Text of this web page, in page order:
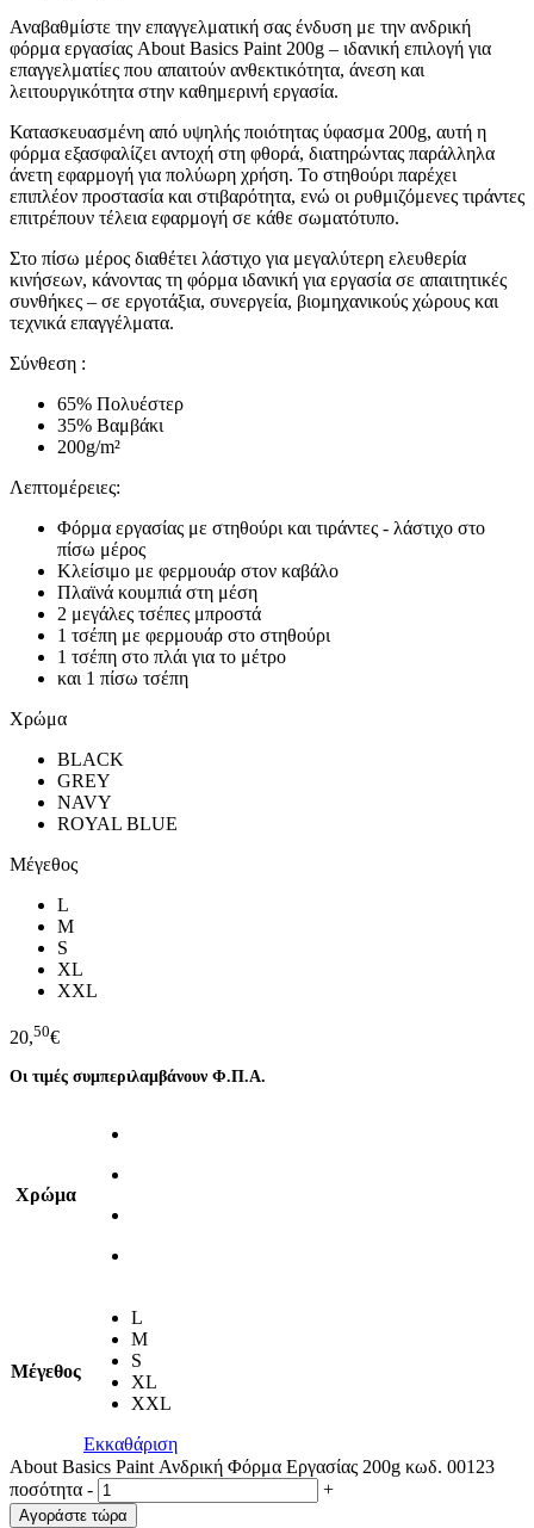
Αναβαθμίστε την επαγγελματική σας ένδυση με την ανδρική
φόρμα εργασίας About Basics Paint 200g – ιδανική επιλογή για
επαγγελματίες που απαιτούν ανθεκτικότητα, άνεση και
λειτουργικότητα στην καθημερινή εργασία.
Κατασκευασμένη από υψηλής ποιότητας ύφασμα 200g, αυτή η
φόρμα εξασφαλίζει αντοχή στη φθορά, διατηρώντας παράλληλα
άνετη εφαρμογή για πολύωρη χρήση. Το στηθούρι παρέχει
επιπλέον προστασία και στιβαρότητα, ενώ οι ρυθμιζόμενες τιράντες
επιτρέπουν τέλεια εφαρμογή σε κάθε σωματότυπο.
Στο πίσω μέρος διαθέτει λάστιχο για μεγαλύτερη ελευθερία
κινήσεων, κάνοντας τη φόρμα ιδανική για εργασία σε απαιτητικές
συνθήκες – σε εργοτάξια, συνεργεία, βιομηχανικούς χώρους και
τεχνικά επαγγέλματα.
Σύνθεση :
65% Πολυέστερ
35% Βαμβάκι
200g/m²
Λεπτομέρειες:
Φόρμα εργασίας με στηθούρι και τιράντες - λάστιχο στο
πίσω μέρος
Κλείσιμο με φερμουάρ στον καβάλο
Πλαϊνά κουμπιά στη μέση
2 μεγάλες τσέπες μπροστά
1 τσέπη με φερμουάρ στο στηθούρι
1 τσέπη στο πλάι για το μέτρο
και 1 πίσω τσέπη
Χρώμα
BLACK
GREY
NAVY
ROYAL BLUE
Μέγεθος
L
M
S
XL
XXL
20,50€
Οι τιμές συμπεριλαμβάνουν Φ.Π.Α.
Χρώμα
Μέγεθος
L
M
S
XL
XXL
Εκκαθάριση
About Basics Paint Ανδρική Φόρμα Εργασίας 200g κωδ. 00123
ποσότητα - +
Αγοράστε τώρα